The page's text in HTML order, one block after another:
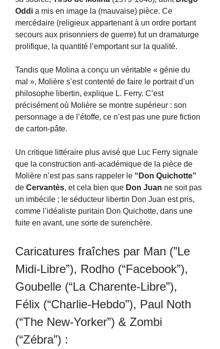
Oddi a mis en image la (mauvaise) pièce. Ce
mercédaire (religieux appartenant à un ordre portant
secours aux prisonniers de guerre) fut un dramaturge
prolifique, la quantité l’emportant sur la qualité.
Tandis que Molina a conçu un véritable « génie du
mal », Molière s’est contenté de faire le portrait d’un
philosophe libertin, explique L. Ferry. C’est
précisément où Molière se montre supérieur : son
personnage a de l’étoffe, ce n’est pas une pure fiction
de carton-pâte.
Un critique littéraire plus avisé que Luc Ferry signale
que la construction anti-académique de la pièce de
Molière n’est pas sans rappeler le “Don Quichotte”
de Cervantès, et cela bien que Don Juan ne soit pas
un imbécile ; le séducteur libertin Don Juan est pris,
comme l’idéaliste puritain Don Quichotte, dans une
fuite en avant, une sorte de surenchère.
Caricatures fraîches par Man (”Le
Midi-Libre”), Rodho (“Facebook”),
Goubelle (“La Charente-Libre”),
Félix (“Charlie-Hebdo”), Paul Noth
(“The New-Yorker”) & Zombi
(“Zébra”) :